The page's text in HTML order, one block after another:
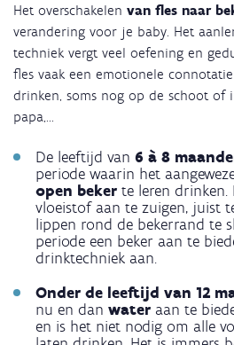
Het overschakelen van fles naar
verandering voor je baby. Het
techniek vergt veel oefening en
fles vaak een emotionele
drinken, soms nog op de schoot of
papa,...
De leeftijd van 6 à 8
periode waarin het
open beker te leren drinken.
vloeistof aan te zuigen, juist
lippen rond de bekerrand te
periode een beker aan te
drinktechniek aan.
Onder de leeftijd van 12
nu en dan water aan te
en is het niet nodig om alle